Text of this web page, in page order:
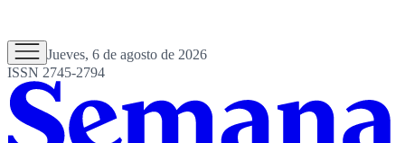
Jueves, 6 de agosto de 2026
ISSN 2745-2794